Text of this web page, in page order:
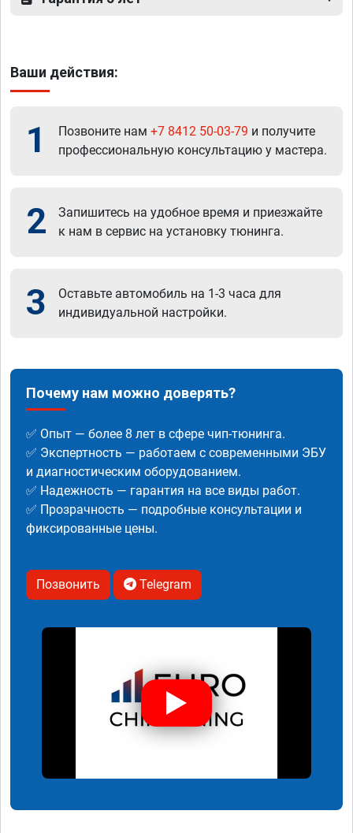
Ваши действия:
1 Позвоните нам +7 8412 50-03-79 и получите
профессиональную консультацию у мастера.
2
Запишитесь на удобное время и приезжайте
к нам в сервис на установку тюнинга.
3
Оставьте автомобиль на 1-3 часа для
индивидуальной настройки.
Почему нам можно доверять?
✅ Опыт — более 8 лет в сфере чип-тюнинга.
✅ Экспертность — работаем с современными ЭБУ
и диагностическим оборудованием.
✅ Надежность — гарантия на все виды работ.
✅ Прозрачность — подробные консультации и
фиксированные цены.
Позвонить Telegram